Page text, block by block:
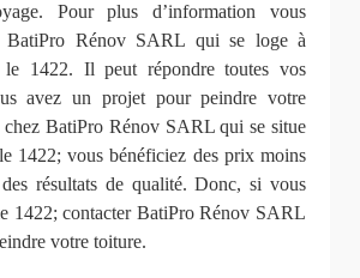
Pour plus d’information vous
BatiPro Rénov SARL qui se loge à
le 1422. Il peut répondre toutes vos
avez un projet pour peindre votre
BatiPro Rénov SARL qui se situe
1422; vous bénéficiez des prix moins
résultats de qualité. Donc, si vous
1422; contacter BatiPro Rénov SARL
votre toiture.